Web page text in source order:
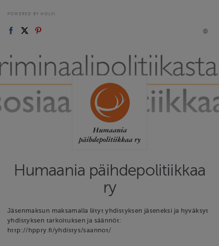
POWERED BY HOLVI
Humaania päihdepolitiikkaa
ry
Jäsenmaksun maksamalla liityt yhdistyksen jäseneksi ja hyväksyt
yhdistyksen tarkoituksen ja säännöt:
http://hppry.fi/yhdistys/saannot/